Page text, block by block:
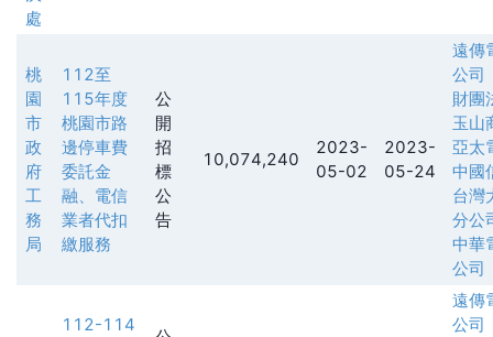
處
桃
園
市
政
府
工
務
局
112至
115年度
桃園市路
邊停車費
委託金
融、電信
業者代扣
繳服務
公
開
招
標
公
告
10,074,240
2023-
05-02
2023-
05-24
遠傳
公司
財團
玉山
亞太
中國
台灣
分公
中華
公司
112-114
遠傳
公司